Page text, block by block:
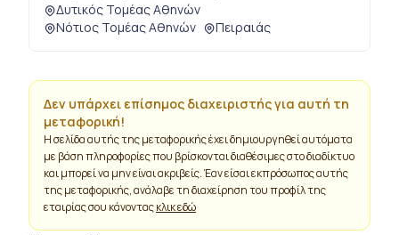
Δεν υπάρχει επίσημος διαχειριστής για αυτή τη
μεταφορική!
Η σελίδα αυτής της μεταφορικής έχει δημιουργηθεί αυτόματα
με βάση πληροφορίες που βρίσκονται διαθέσιμες στο διαδίκτυο
και μπορεί να μην είναι ακριβείς. Έαν είσαι εκπρόσωπος αυτής
της μεταφορικής, ανάλαβε τη διαχείρηση του προφίλ της
εταιρίας σου κάνονταςκλικ εδώ
Δυτικός Τομέας Αθηνών
Νότιος Τομέας Αθηνών
Πειραιάς